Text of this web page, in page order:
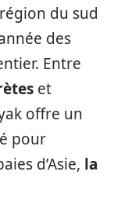
du sud
des
Entre
et
offre un
pour
d’Asie, la